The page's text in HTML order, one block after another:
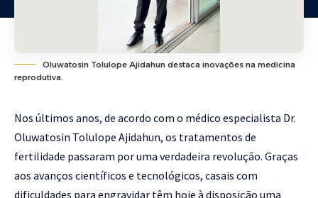
Oluwatosin Tolulope Ajidahun destaca inovações na medicina
reprodutiva.
Nos últimos anos, de acordo com o médico especialista Dr.
Oluwatosin Tolulope Ajidahun, os tratamentos de
fertilidade passaram por uma verdadeira revolução. Graças
aos avanços científicos e tecnológicos, casais com
dificuldades para engravidar têm hoje à disposição uma